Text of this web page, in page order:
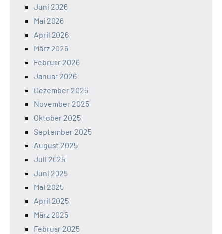
Juni 2026
Mai 2026
April 2026
März 2026
Februar 2026
Januar 2026
Dezember 2025
November 2025
Oktober 2025
September 2025
August 2025
Juli 2025
Juni 2025
Mai 2025
April 2025
März 2025
Februar 2025